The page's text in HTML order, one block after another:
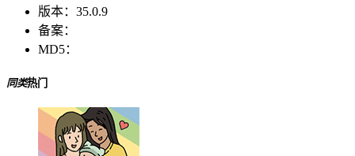
版本： 35.0.9
备案：
MD5：
同类热门